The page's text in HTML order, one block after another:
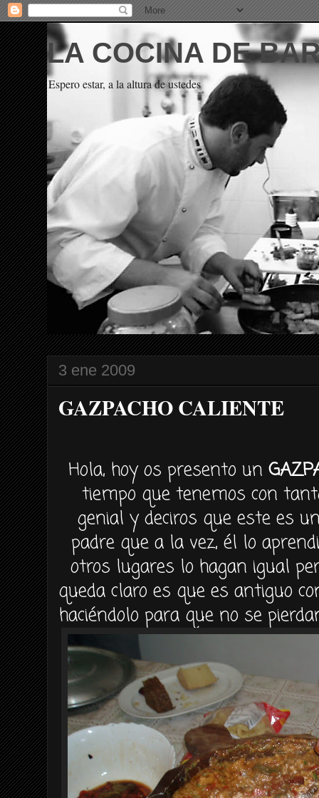
LA COCINA DE
Espero estar, a la altura de ustedes
3 ene 2009
GAZPACHO CALIENTE
Hola, hoy os presento un
tiempo que tenemos con
genial y deciros que este es
padre que a la vez, él lo
otros lugares lo hagan igual
queda claro es que es antiguo
haciéndolo para que no se